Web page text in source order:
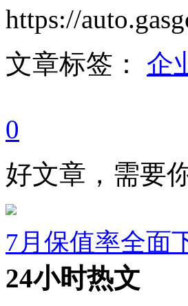
https://
文章标签： 企
0
好文章，需要
7月保值率全面
24小时热文